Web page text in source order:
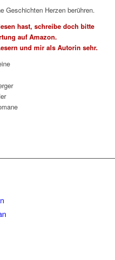
Geschichten Herzen berühren.
hast, schreibe doch bitte
auf Amazon.
und mir als Autorin sehr.